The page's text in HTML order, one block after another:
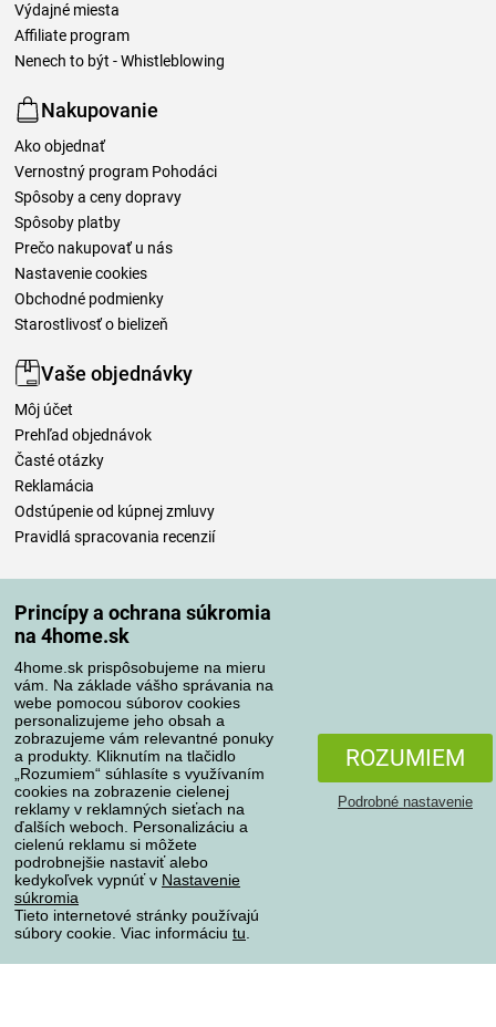
Princípy a ochrana súkromia
na 4home.sk
4home.sk prispôsobujeme na mieru
vám. Na základe vášho správania na
webe pomocou súborov cookies
personalizujeme jeho obsah a
zobrazujeme vám relevantné ponuky
a produkty. Kliknutím na tlačidlo
„Rozumiem“ súhlasíte s využívaním
cookies na zobrazenie cielenej
reklamy v reklamných sieťach na
ďalších weboch. Personalizáciu a
cielenú reklamu si môžete
podrobnejšie nastaviť alebo
kedykoľvek vypnúť v Nastavenie
súkromia
Tieto internetové stránky používajú
súbory cookie. Viac informáciu tu
ROZUMIEM
Podrobné nastavenie
Výdajné miesta
Affiliate program
Nenech to být - Whistleblowing
Nakupovanie
Ako objednať
Vernostný program Pohodáci
Spôsoby a ceny dopravy
Spôsoby platby
Prečo nakupovať u nás
Nastavenie cookies
Obchodné podmienky
Starostlivosť o bielizeň
Vaše objednávky
Môj účet
Prehľad objednávok
Časté otázky
Reklamácia
Odstúpenie od kúpnej zmluvy
Pravidlá spracovania recenzií
Spôsoby platby
Spoľahlivý obchod